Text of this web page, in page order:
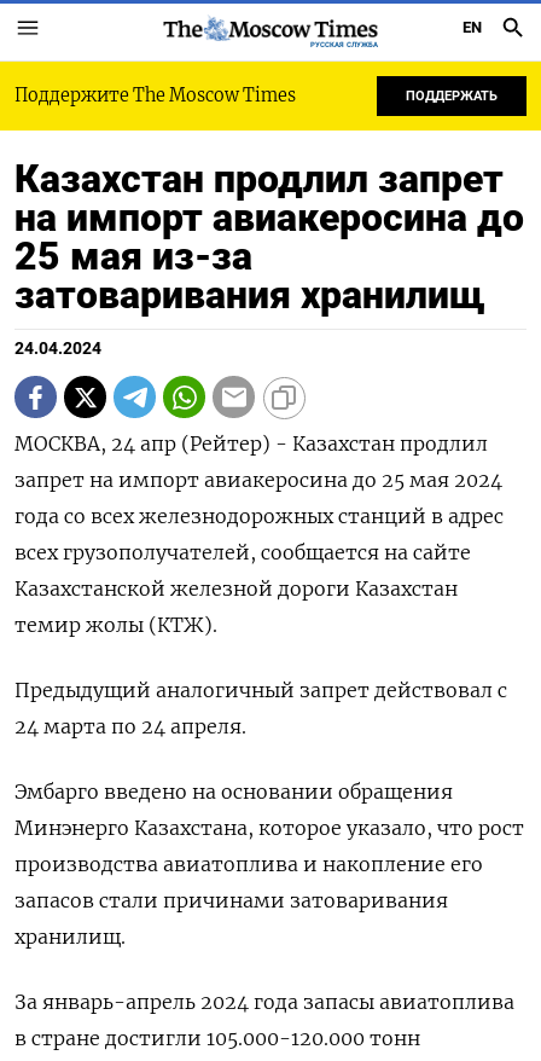
РУССКАЯ СЛУЖБА
EN
Поддержите The Moscow Times ПОДДЕРЖАТЬ
Казахстан продлил запрет
на импорт авиакеросина до
25 мая из-за
затоваривания хранилищ
24.04.2024
МОСКВА, 24 апр (Рейтер) - Казахстан продлил
запрет на импорт авиакеросина до 25 мая 2024
года со всех железнодорожных станций в адрес
всех грузополучателей, сообщается на сайте
Казахстанской железной дороги Казахстан
темир жолы (КТЖ).
Предыдущий аналогичный запрет действовал с
24 марта по 24 апреля.
Эмбарго введено на основании обращения
Минэнерго Казахстана, которое указало, что рост
производства авиатоплива и накопление его
запасов стали причинами затоваривания
хранилищ.
За январь-апрель 2024 года запасы авиатоплива
в стране достигли 105.000-120.000 тонн